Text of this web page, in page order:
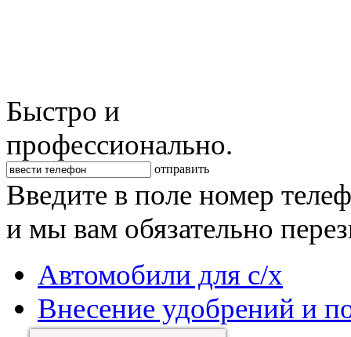
Быстро и
профессионально.
отправить
Введите в поле номер
и мы вам обязательно
Автомобили для с/х
Внесение удобрений и